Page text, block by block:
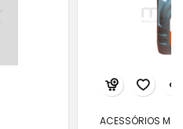
ACESSÓRIOS